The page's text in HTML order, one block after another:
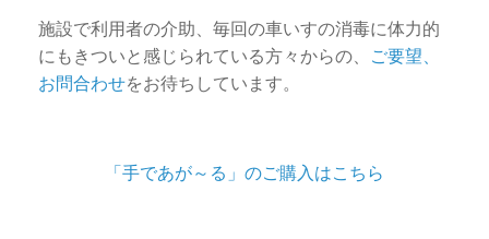
施設で利用者の介助、毎回の車いすの消毒に体力的
にもきついと感じられている方々からの、
ご要望、
お問合わせをお待ちしています。
「手であが～る」のご購入はこちら